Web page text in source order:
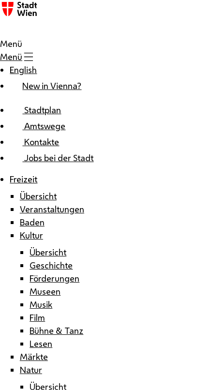
Zum Inhalt
Menü
Menü
English
New in Vienna?
Stadtplan
Amtswege
Kontakte
Jobs bei der Stadt
Freizeit
Übersicht
Veranstaltungen
Baden
Kultur
Übersicht
Geschichte
Förderungen
Museen
Musik
Film
Bühne & Tanz
Lesen
Märkte
Natur
Übersicht